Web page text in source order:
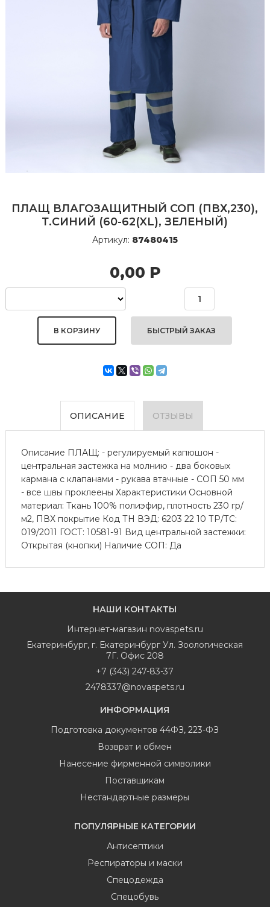
ПЛАЩ ВЛАГОЗАЩИТНЫЙ СОП (ПВХ,230),
Т.СИНИЙ (60-62(XL), ЗЕЛЕНЫЙ)
Артикул: 87480415
0,00 Р
БЫСТРЫЙ ЗАКАЗ
ОПИСАНИЕ ОТЗЫВЫ
Описание ПЛАЩ: - регулируемый капюшон -
центральная застежка на молнию - два боковых
кармана с клапанами - рукава втачные - СОП 50 мм
- все швы проклеены Характеристики Основной
материал: Ткань 100% полиэфир, плотность 230 гр/
м2, ПВХ покрытие Код ТН ВЭД: 6203 22 10 ТР/ТС:
019/2011 ГОСТ: 10581-91 Вид центральной застежки:
Открытая (кнопки) Наличие СОП: Да
НАШИ КОНТАКТЫ
Интернет-магазин novaspets.ru
Екатеринбург, г. Екатеринбург Ул. Зоологическая
7Г. Офис 208
+7 (343) 247-83-37
2478337@novaspets.ru
ИНФОРМАЦИЯ
Подготовка документов 44ФЗ, 223-ФЗ
Возврат и обмен
Нанесение фирменной символики
Поставщикам
Нестандартные размеры
ПОПУЛЯРНЫЕ КАТЕГОРИИ
Антисептики
Респираторы и маски
Спецодежда
Спецобувь